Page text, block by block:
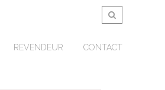
REVENDEUR CONTACT